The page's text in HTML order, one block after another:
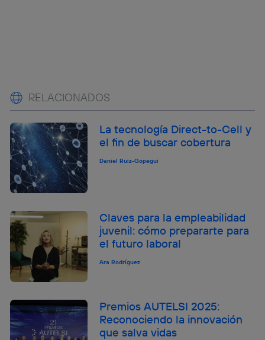
RELACIONADOS
La tecnología Direct-to-Cell y
el fin de buscar cobertura
Daniel Ruiz-Gopegui
Claves para la empleabilidad
juvenil: cómo prepararte para
el futuro laboral
Ara Rodríguez
Premios AUTELSI 2025:
Reconociendo la innovación
que salva vidas